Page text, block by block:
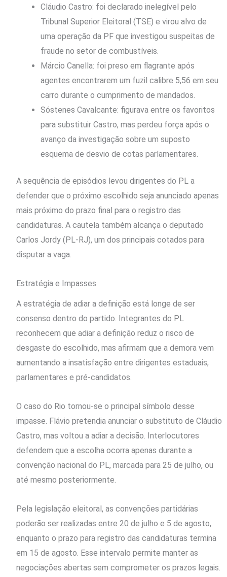
Cláudio Castro: foi declarado inelegível pelo
Tribunal Superior Eleitoral (TSE) e virou alvo de
uma operação da PF que investigou suspeitas de
fraude no setor de combustíveis.
Márcio Canella: foi preso em flagrante após
agentes encontrarem um fuzil calibre 5,56 em seu
carro durante o cumprimento de mandados.
Sóstenes Cavalcante: figurava entre os favoritos
para substituir Castro, mas perdeu força após o
avanço da investigação sobre um suposto
esquema de desvio de cotas parlamentares.
A sequência de episódios levou dirigentes do PL a
defender que o próximo escolhido seja anunciado apenas
mais próximo do prazo final para o registro das
candidaturas. A cautela também alcança o deputado
Carlos Jordy (PL-RJ), um dos principais cotados para
disputar a vaga.
Estratégia e Impasses
A estratégia de adiar a definição está longe de ser
consenso dentro do partido. Integrantes do PL
reconhecem que adiar a definição reduz o risco de
desgaste do escolhido, mas afirmam que a demora vem
aumentando a insatisfação entre dirigentes estaduais,
parlamentares e pré-candidatos.
O caso do Rio tornou-se o principal símbolo desse
impasse. Flávio pretendia anunciar o substituto de Cláudio
Castro, mas voltou a adiar a decisão. Interlocutores
defendem que a escolha ocorra apenas durante a
convenção nacional do PL, marcada para 25 de julho, ou
até mesmo posteriormente.
Pela legislação eleitoral, as convenções partidárias
poderão ser realizadas entre 20 de julho e 5 de agosto,
enquanto o prazo para registro das candidaturas termina
em 15 de agosto. Esse intervalo permite manter as
negociações abertas sem comprometer os prazos legais.